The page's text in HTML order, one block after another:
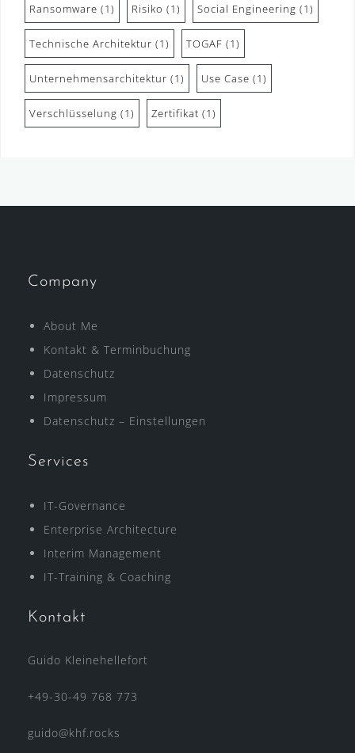
Ransomware (1) Risiko (1) Social Engineering (1)
Technische Architektur (1) TOGAF (1)
Unternehmensarchitektur (1) Use Case (1)
Verschlüsselung (1) Zertifikat (1)
Company
About Me
Kontakt & Terminbuchung
Datenschutz
Impressum
Datenschutz – Einstellungen
Services
IT-Governance
Enterprise Architecture
Interim Management
IT-Training & Coaching
Kontakt
Guido Kleinehellefort
+49-30-49 768 773
guido@khf.rocks